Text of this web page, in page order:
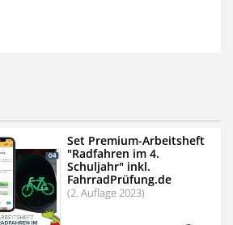
Set Premium-Arbeitsheft
"Radfahren im 4.
Schuljahr" inkl.
FahrradPrüfung.de
(2. Auflage 2023)